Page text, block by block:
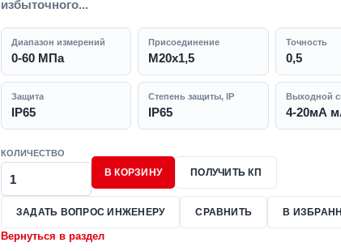
избыточного...
Диапазон измерений
0-60 МПа
Присоединение
M20x1,5
Точность
0,5
Защита
IP65
Степень защиты, IP
IP65
Выходной
4-20мА
КОЛИЧЕСТВО
В КОРЗИНУ ПОЛУЧИТЬ КП
ЗАДАТЬ ВОПРОС ИНЖЕНЕРУ СРАВНИТЬ В
Вернуться в раздел